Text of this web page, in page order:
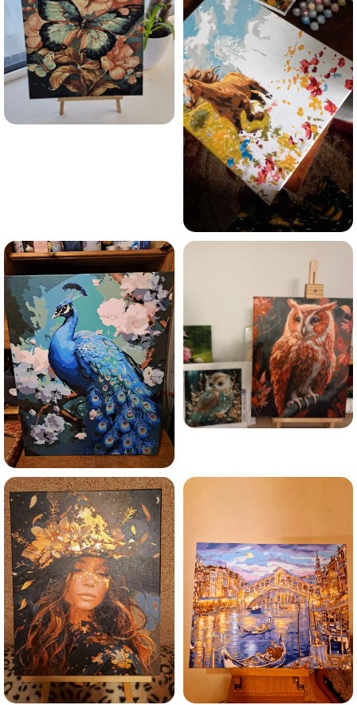
Olen tutvunud Maalihobi.ee privaatsuspoliitikaga ja
nõustun sellega
Maalihobi.eePrivaatsuspoliitika
TELLI